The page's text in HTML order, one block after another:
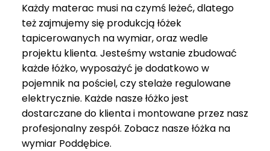
Każdy materac musi na czymś leżeć, dlatego
też zajmujemy się produkcją łóżek
tapicerowanych na wymiar, oraz wedle
projektu klienta. Jesteśmy wstanie zbudować
każde łóżko, wyposażyć je dodatkowo w
pojemnik na pościel, czy stelaże regulowane
elektrycznie. Każde nasze łóżko jest
dostarczane do klienta i montowane przez nasz
profesjonalny zespół. Zobacz naszełóżka na
wymiar Poddębice.